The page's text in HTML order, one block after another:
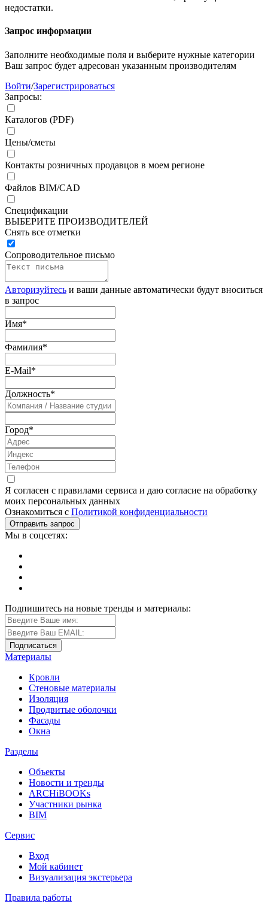
недостатки.
Запрос информации
Заполните необходимые поля и выберите нужные категории
Ваш запрос будет адресован указанным производителям
Войти/Зарегистрироваться
Запросы:
Каталогов (PDF)
Цены/сметы
Контакты розничных продавцов в моем регионе
Файлов BIM/CAD
Спецификации
ВЫБЕРИТЕ ПРОИЗВОДИТЕЛЕЙ
Снять все отметки
Сопроводительное письмо
Авторизуйтесь и ваши данные автоматически будут вноситься
в запрос
Имя*
Фамилия*
E-Mail*
Должность*
Город*
Я согласен с правилами сервиса и даю согласие на обработку
моих персональных данных
Ознакомиться с Политикой конфиденциальности
Мы в соцсетях:
Подпишитесь на новые тренды и материалы:
Материалы
Кровли
Стеновые материалы
Изоляция
Продвитые оболочки
Фасады
Окна
Разделы
Объекты
Новости и тренды
ARCHiBOOKs
Участники рынка
BIM
Сервис
Вход
Мой кабинет
Визуализация экстерьера
Правила работы